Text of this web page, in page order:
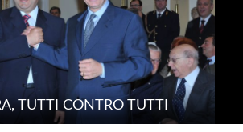
TUTTI CONTRO TUTTI